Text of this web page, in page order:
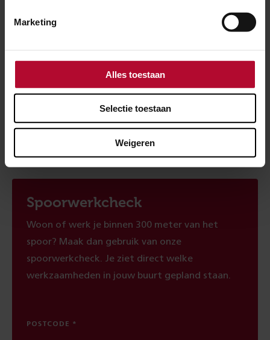
Marketing
Alles toestaan
Selectie toestaan
Weigeren
rijden of stilstaan. Dat kan voor vertraging zorgen en
Ben je tevreden over de informatie op
deze pagina?
Ja Nee
Spoorwerkcheck
Woon of werk je binnen 300 meter van het
spoor? Maak dan gebruik van onze
spoorwerkcheck. Je ziet direct welke
werkzaamheden in jouw buurt gepland staan.
POSTCODE